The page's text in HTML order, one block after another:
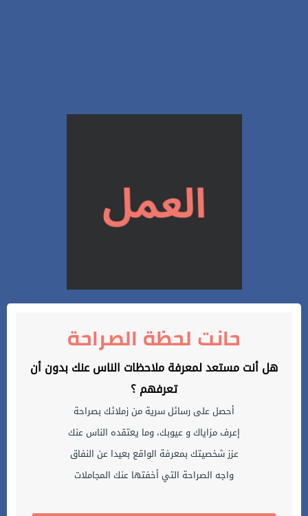
حانت لحظة الصراحة
هل أنت مستعد لمعرفة ملاحظات الناس عنك بدون أن
تعرفهم ؟
أحصل على رسائل سرية من زملائك بصراحة
إعرف مزاياك و عيوبك، وما يعتقده الناس عنك
عزز شخصيتك بمعرفة الواقع بعيدا عن النفاق
واجه الصراحة التي أخفتها عنك المجاملات